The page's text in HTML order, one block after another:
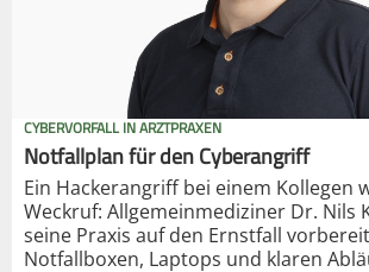
CYBERVORFALL IN ARZTPRAXEN
Notfallplan für den Cyberangriff
Ein Hackerangriff bei einem Kollegen
Weckruf: Allgemeinmediziner Dr. Nils
seine Praxis auf den Ernstfall
Notfallboxen, Laptops und klaren